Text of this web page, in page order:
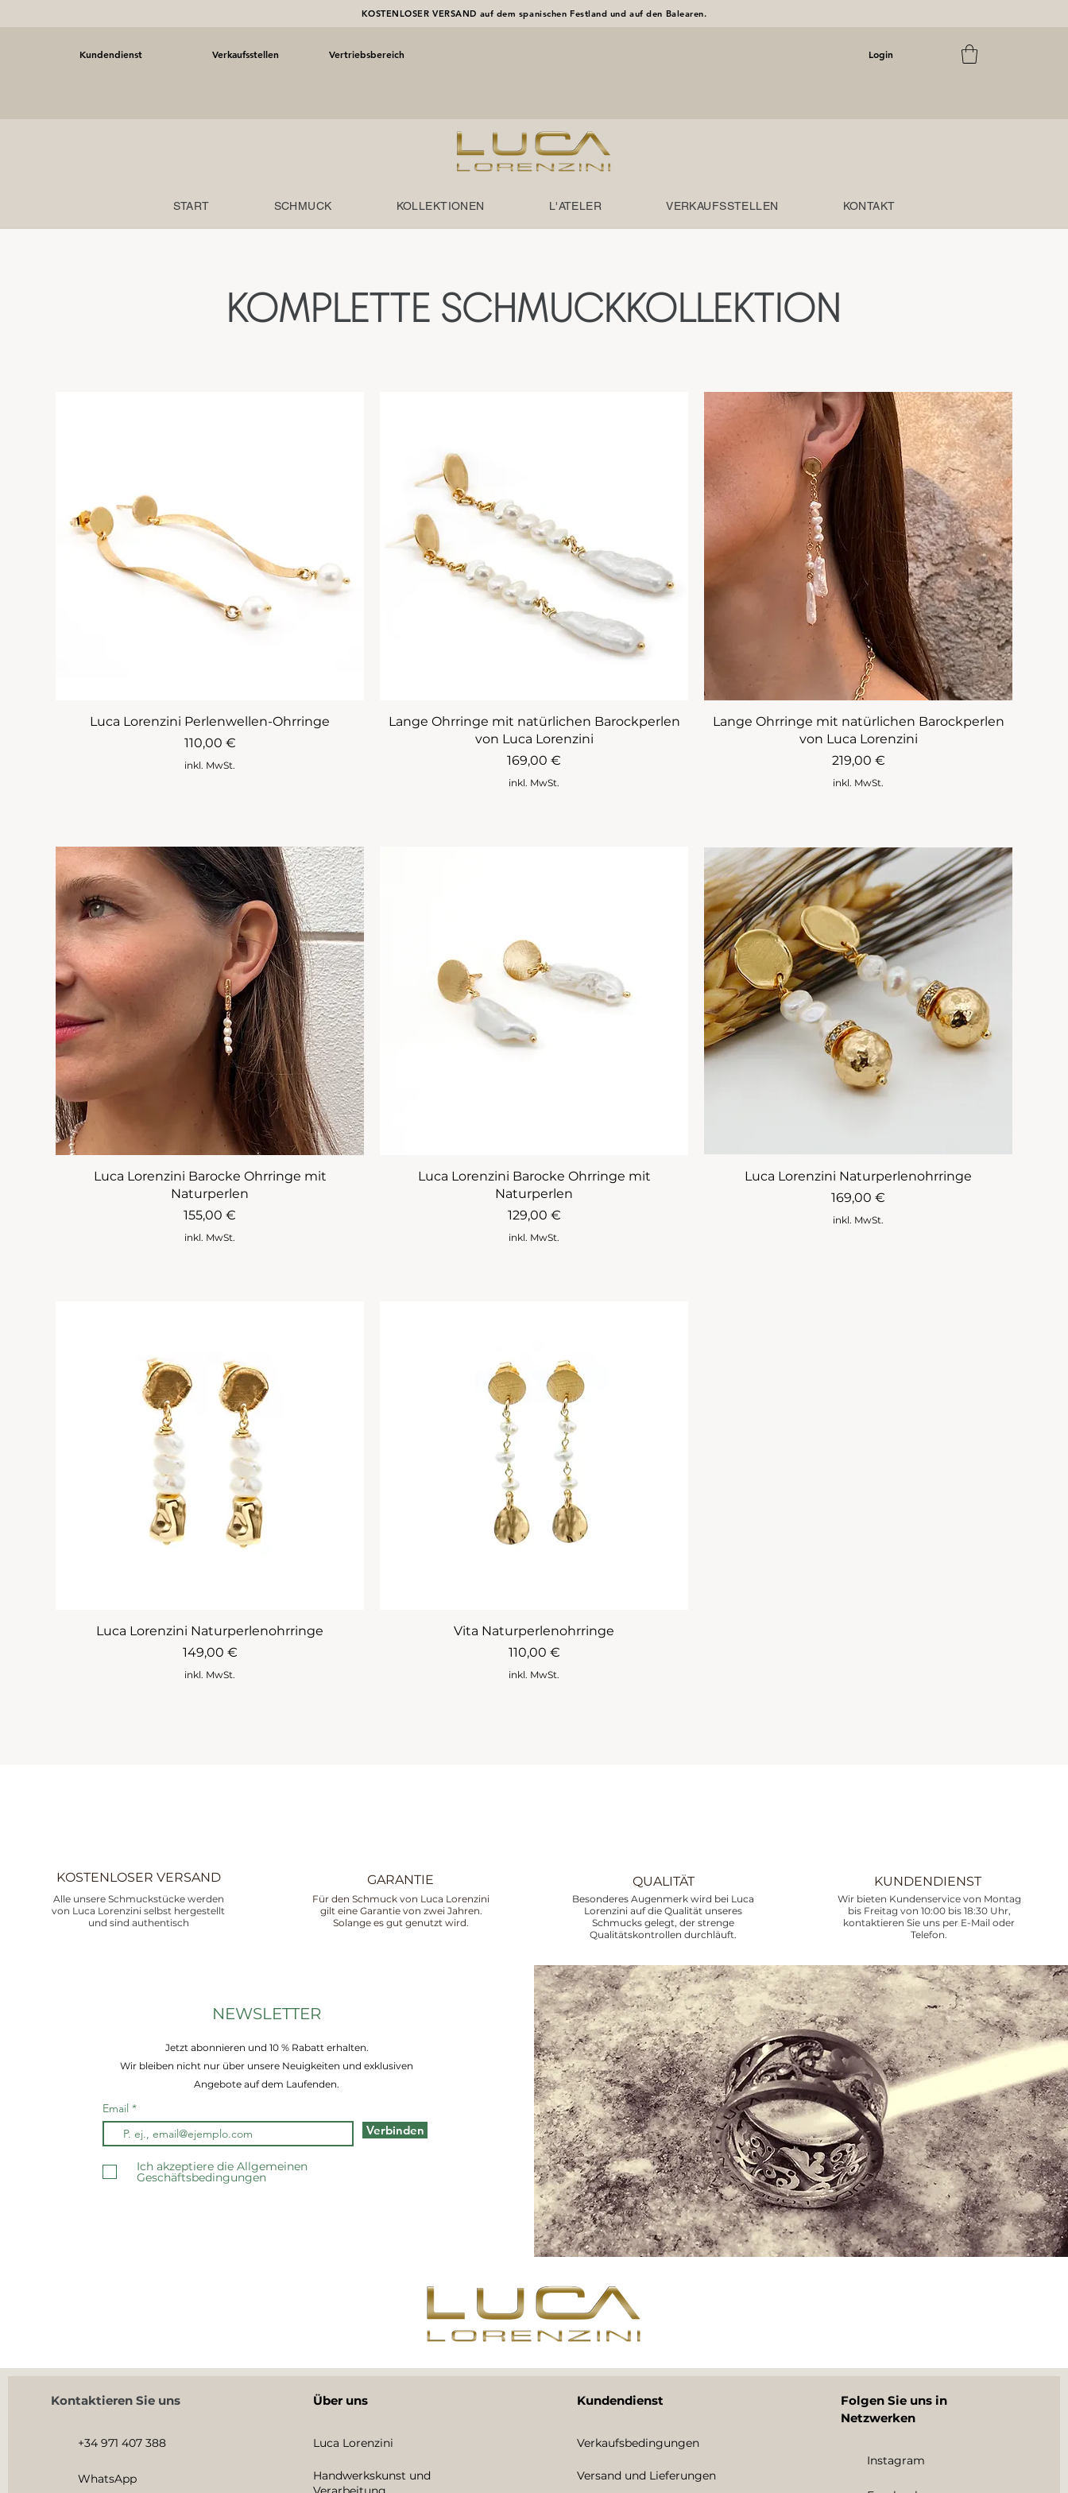
KOSTENLOSER VERSAND auf dem spanischen Festland und auf den Balearen.
Kundendienst Verkaufsstellen Vertriebsbereich Login
START SCHMUCK KOLLEKTIONEN L'ATELER VERKAUFSSTELLEN KONTAKT
KOMPLETTE SCHMUCKKOLLEKTION
Luca Lorenzini Perlenwellen-Ohrringe
Preis
110,00 €
inkl. MwSt.
Lange Ohrringe mit natürlichen Barockperlen
von Luca Lorenzini
Preis
169,00 €
inkl. MwSt.
Lange Ohrringe mit natürlichen Barockperlen
von Luca Lorenzini
Preis
219,00 €
inkl. MwSt.
Luca Lorenzini Barocke Ohrringe mit
Naturperlen
Preis
155,00 €
inkl. MwSt.
Luca Lorenzini Barocke Ohrringe mit
Naturperlen
Preis
129,00 €
inkl. MwSt.
Luca Lorenzini Naturperlenohrringe
Preis
169,00 €
inkl. MwSt.
Luca Lorenzini Naturperlenohrringe
Preis
149,00 €
inkl. MwSt.
Vita Naturperlenohrringe
Preis
110,00 €
inkl. MwSt.
KOSTENLOSER VERSAND
Alle unsere Schmuckstücke werden
von Luca Lorenzini selbst hergestellt
und sind authentisch
GARANTIE
Für den Schmuck von Luca Lorenzini
gilt eine Garantie von zwei Jahren.
Solange es gut genutzt wird.
QUALITÄT
Besonderes Augenmerk wird bei Luca
Lorenzini auf die Qualität unseres
Schmucks gelegt, der strenge
Qualitätskontrollen durchläuft.
KUNDENDIENST
Wir bieten Kundenservice von Montag
bis Freitag von 10:00 bis 18:30 Uhr,
kontaktieren Sie uns per E-Mail oder
Telefon.
NEWSLETTER
Jetzt abonnieren und 10 % Rabatt erhalten.
Wir bleiben nicht nur über unsere Neuigkeiten und exklusiven
Angebote auf dem Laufenden.
Email
Verbinden
Ich akzeptiere die Allgemeinen
Geschäftsbedingungen
Kontaktieren Sie uns
+34 971 407 388
WhatsApp
Über uns
Luca Lorenzini
Handwerkskunst und
Kundendienst
Verkaufsbedingungen
Versand und Lieferungen
Folgen Sie uns in
Netzwerken
Instagram